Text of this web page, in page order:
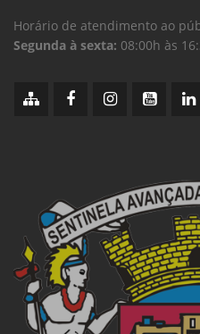
Horário de atendimento ao
Segunda à sexta: 08:00h às